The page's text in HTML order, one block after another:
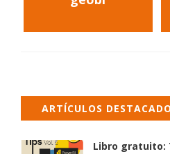
ARTÍCULOS
Libro gratuito: